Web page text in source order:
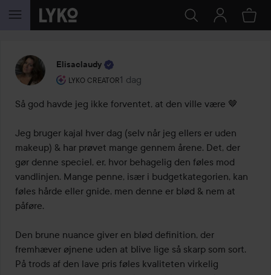
GÅ TIL INDHOLD
Elisaclaudy
LYKO CREATOR
Brugerens rolle: Lyko Creator.
1 dag
Posten blev oprettet 1 dag
Så god havde jeg ikke forventet, at den ville være 🤎
Jeg bruger kajal hver dag (selv når jeg ellers er uden
makeup) & har prøvet mange gennem årene. Det, der
gør denne speciel, er, hvor behagelig den føles mod
vandlinjen. Mange penne, især i budgetkategorien, kan
føles hårde eller gnide, men denne er blød & nem at
påføre.
Den brune nuance giver en blød definition, der
fremhæver øjnene uden at blive lige så skarp som sort.
På trods af den lave pris føles kvaliteten virkelig